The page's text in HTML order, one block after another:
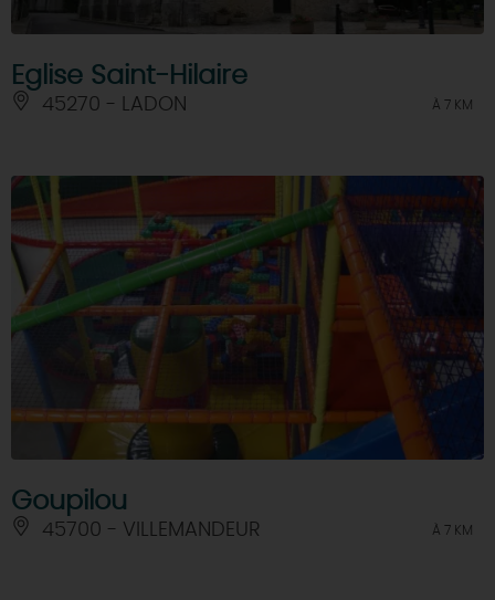
Eglise Saint-Hilaire
45270 - LADON À 7 KM
Goupilou
45700 - VILLEMANDEUR À 7 KM